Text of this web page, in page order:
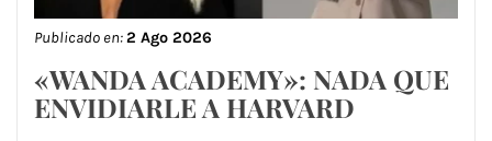
Publicado en:2 Ago 2026
«WANDA ACADEMY»: NADA QUE
ENVIDIARLE A HARVARD